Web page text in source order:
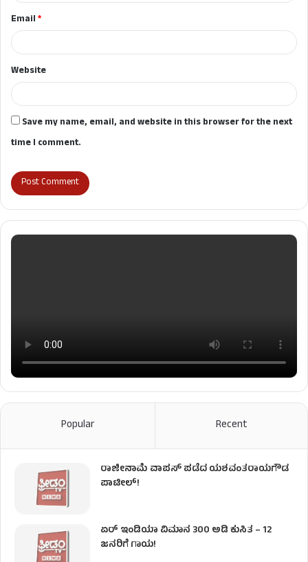
Email*
Website
Save my name, email, and website in this browser for the next
time I comment.
Popular Recent
ರಾಜೀನಾಮೆ ವಾಪಸ್ ಪಡೆದ ಯಶವಂತರಾಯಗೌಡ
ಪಾಟೀಲ್‌!
ಏರ್ ಇಂಡಿಯಾ ವಿಮಾನ 300 ಅಡಿ ಕುಸಿತ – 12
ಜನರಿಗೆ ಗಾಯ!